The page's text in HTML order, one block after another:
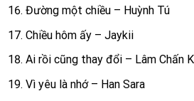
Đường một chiều – Huỳnh Tú
Chiều hôm ấy – Jaykii
Ai rồi cũng thay đổi – Lâm Chấn
Vì yêu là nhớ – Han Sara